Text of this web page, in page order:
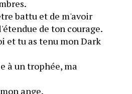
battu et de m'avoir
de ton courage.
et tu as tenu mon Dark
à un trophée, ma
ange.